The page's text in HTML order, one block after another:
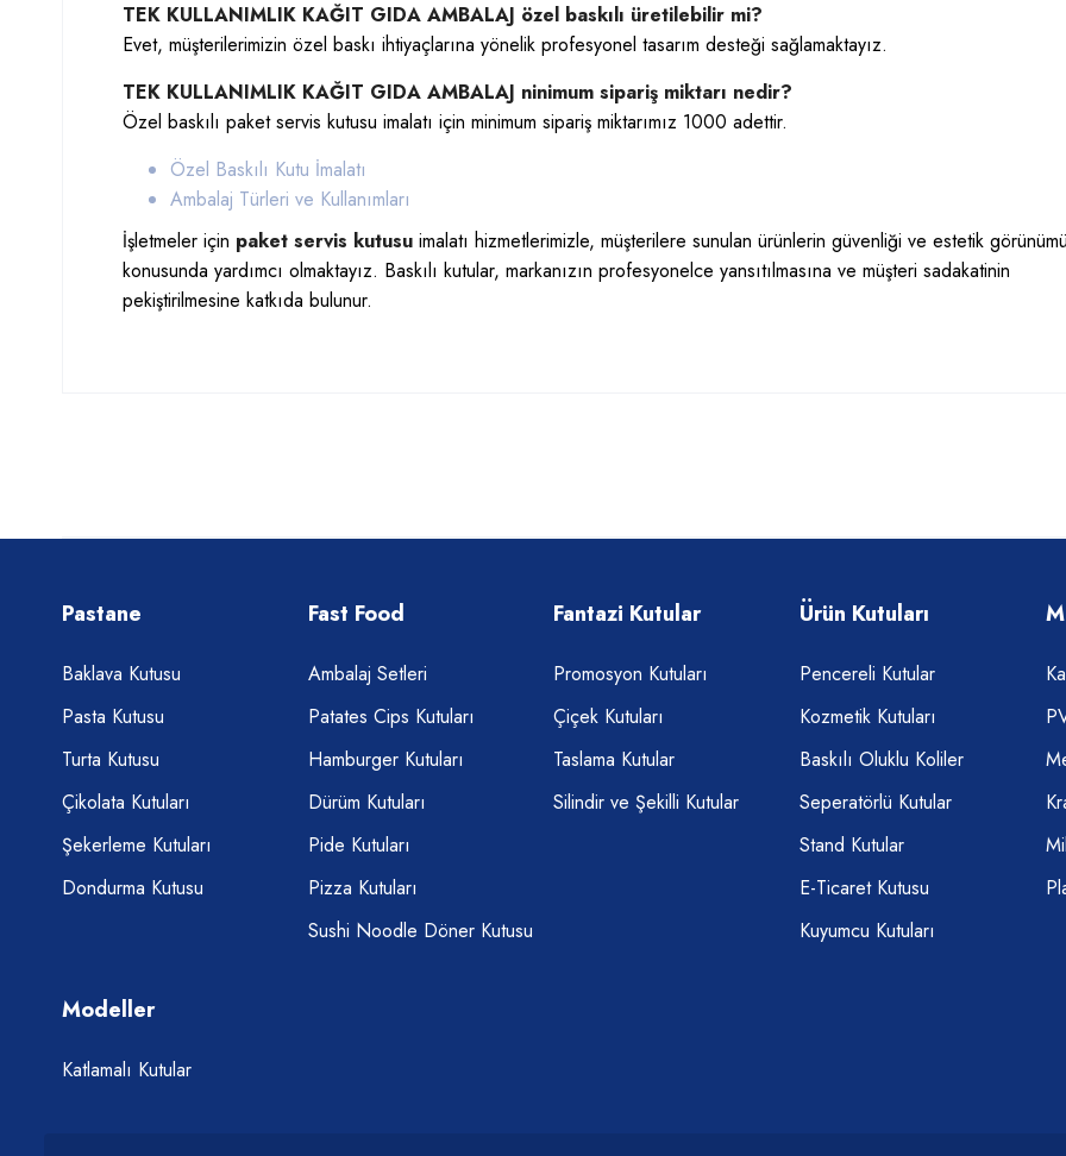
TEK KULLANIMLIK KAĞIT GIDA AMBALAJ özel baskılı üretilebilir mi?
Evet, müşterilerimizin özel baskı ihtiyaçlarına yönelik profesyonel tasarım desteği sağlamaktayız.
TEK KULLANIMLIK KAĞIT GIDA AMBALAJ ninimum sipariş miktarı nedir?
Özel baskılı paket servis kutusu imalatı için minimum sipariş miktarımız 1000 adettir.
Özel Baskılı Kutu İmalatı
Ambalaj Türleri ve Kullanımları
İşletmeler için paket servis kutusu imalatı hizmetlerimizle, müşterilere sunulan ürünlerin güvenliği ve estetik
konusunda yardımcı olmaktayız. Baskılı kutular, markanızın profesyonelce yansıtılmasına ve müşteri sadakatinin
pekiştirilmesine katkıda bulunur.
Pastane
Baklava Kutusu
Pasta Kutusu
Turta Kutusu
Çikolata Kutuları
Şekerleme Kutuları
Dondurma Kutusu
Fast Food
Ambalaj Setleri
Patates Cips Kutuları
Hamburger Kutuları
Dürüm Kutuları
Pide Kutuları
Pizza Kutuları
Sushi Noodle Döner Kutusu
Fantazi Kutular
Promosyon Kutuları
Çiçek Kutuları
Taslama Kutular
Silindir ve Şekilli Kutular
Ürün Kutuları
Pencereli Kutular
Kozmetik Kutuları
Baskılı Oluklu Koliler
Seperatörlü Kutular
Stand Kutular
E-Ticaret Kutusu
Kuyumcu Kutuları
Modeller
Katlamalı Kutular